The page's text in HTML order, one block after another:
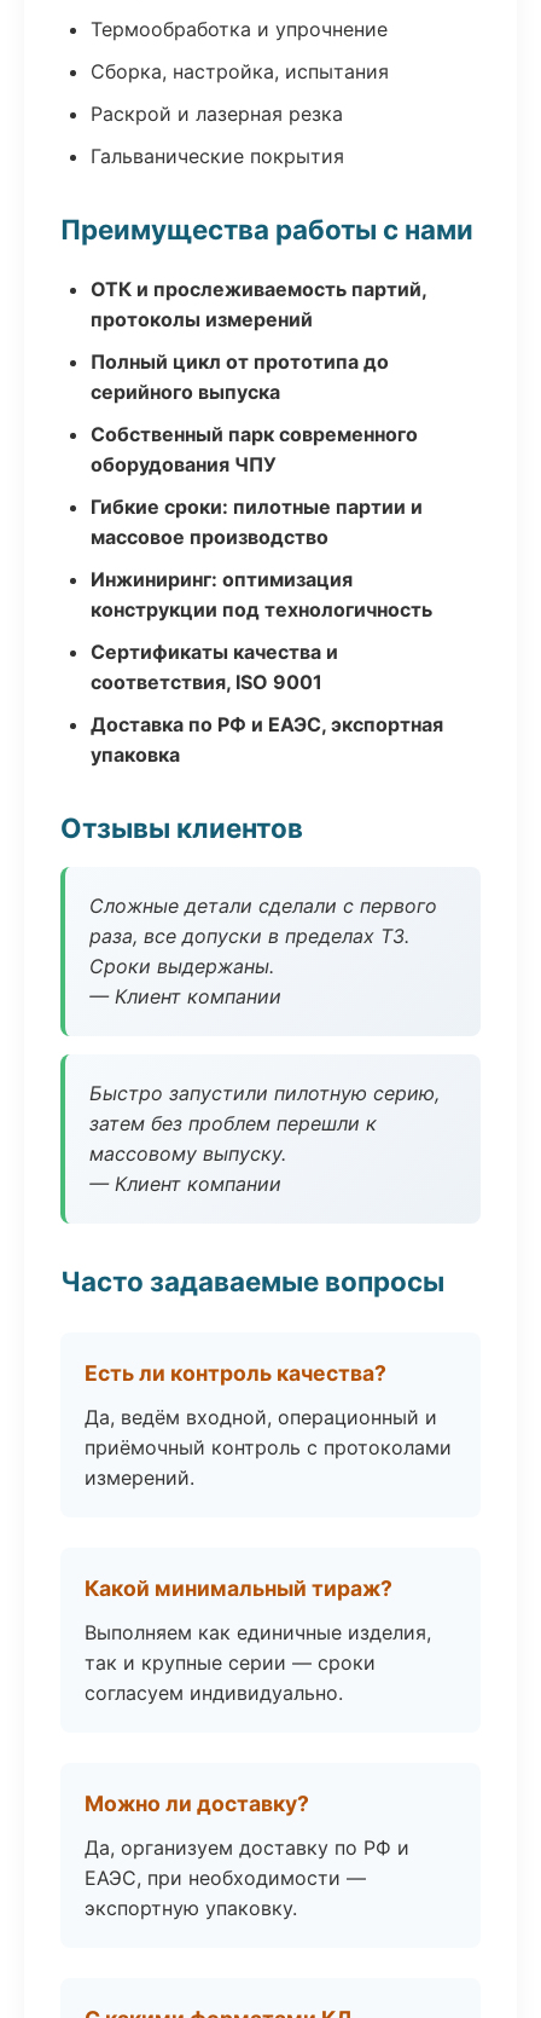
Термообработка и упрочнение
Сборка, настройка, испытания
Раскрой и лазерная резка
Гальванические покрытия
Преимущества работы с нами
ОТК и прослеживаемость партий,
протоколы измерений
Полный цикл от прототипа до
серийного выпуска
Собственный парк современного
оборудования ЧПУ
Гибкие сроки: пилотные партии и
массовое производство
Инжиниринг: оптимизация
конструкции под технологичность
Сертификаты качества и
соответствия, ISO 9001
Доставка по РФ и ЕАЭС, экспортная
упаковка
Отзывы клиентов
Сложные детали сделали с первого
раза, все допуски в пределах ТЗ.
Сроки выдержаны.
— Клиент компании
Быстро запустили пилотную серию,
затем без проблем перешли к
массовому выпуску.
— Клиент компании
Часто задаваемые вопросы
Есть ли контроль качества?
Да, ведём входной, операционный и
приёмочный контроль с протоколами
измерений.
Какой минимальный тираж?
Выполняем как единичные изделия,
так и крупные серии — сроки
согласуем индивидуально.
Можно ли доставку?
Да, организуем доставку по РФ и
ЕАЭС, при необходимости —
экспортную упаковку.